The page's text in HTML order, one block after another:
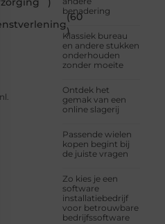
(60
)
benadering
Klassiek bureau
en andere stukken
onderhouden
zonder moeite
Ontdek het
gemak van een
online slagerij
Passende wielen
kopen begint bij
de juiste vragen
Zo kies je een
software
installatiebedrijf
voor betrouwbare
bedrijfssoftware